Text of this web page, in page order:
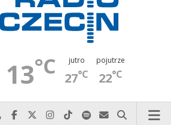
13°C jutro
27°C
pojutrze
22°C
Najlepiej po prostu do nas zadzwoń
Odwiedź nas na Facebook-u
Odwiedź nas na X
Odwiedź nas na Instagram-ie
Odwiedź nas na TikTok-u
Szukaj nas na Spotify
Wyślij do nas
Szukaj